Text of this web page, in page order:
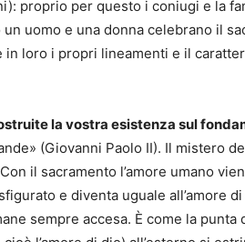
proprio per questo i coniugi e la
un uomo e una donna celebrano il
in loro i propri lineamenti e il
la vostra esistenza sul
(Giovanni Paolo II). Il mistero
il sacramento l’amore umano
e diventa uguale all’amore
sempre accesa. È come la punta